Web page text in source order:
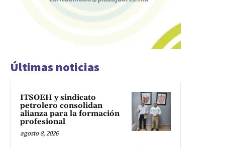
Últimas noticias
ITSOEH y sindicato
petrolero consolidan
alianza para la formación
profesional
agosto 8, 2026